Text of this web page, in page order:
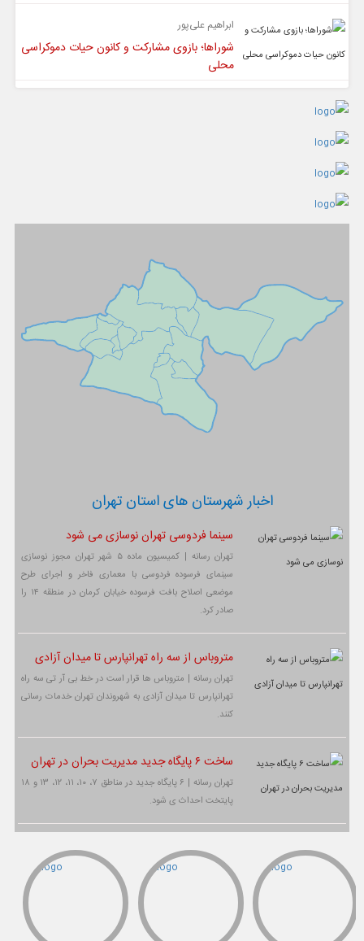
ابراهیم علی‌پور
شوراها؛ بازوی مشارکت و کانون حیات دموکراسی
محلی
اخبار شهرستان های استان تهران
سینما فردوسی تهران نوسازی می شود
تهران رسانه | کمیسیون ماده ۵ شهر تهران مجوز نوسازی
سینمای فرسوده فردوسی با معماری فاخر و اجرای طرح
موضعی اصلاح بافت فرسوده خیابان کرمان در منطقه ۱۴ را
صادر کرد.
متروباس از سه راه تهرانپارس تا میدان آزادی
تهران رسانه | متروباس ها قرار است در خط بی آر تی سه راه
تهرانپارس تا میدان آزادی به شهروندان تهران خدمات رسانی
کنند.
ساخت ۶ پایگاه جدید مدیریت بحران در تهران
تهران رسانه | ۶ پایگاه جدید در مناطق ۷، ۱۰، ۱۱، ۱۲، ۱۳ و ۱۸
پایتخت احداث ی شود.